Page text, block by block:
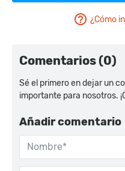
¿Cómo
Comentarios (0)
Sé el primero en dejar un
importante para nosotros.
Añadir comentario